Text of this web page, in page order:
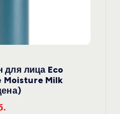
для лица Eco
Moisture Milk